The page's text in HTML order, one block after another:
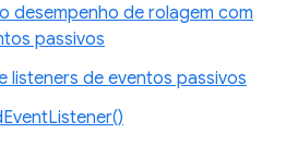
desempenho de rolagem com
passivos
listeners de eventos passivos